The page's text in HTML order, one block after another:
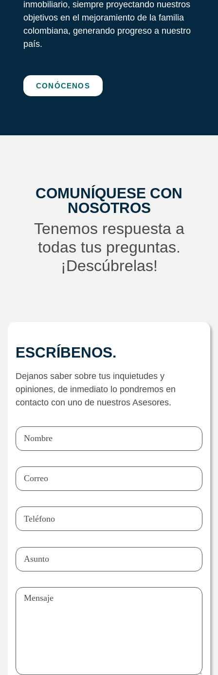
inmobiliario, siempre proyectando nuestros
objetivos en el mejoramiento de la familia
colombiana, generando progreso a nuestro
país.
CONÓCENOS
COMUNÍQUESE CON
NOSOTROS
Tenemos respuesta a
todas tus preguntas.
¡Descúbrelas!
ESCRÍBENOS.
Dejanos saber sobre tus inquietudes y
opiniones, de inmediato lo pondremos en
contacto con uno de nuestros Asesores.